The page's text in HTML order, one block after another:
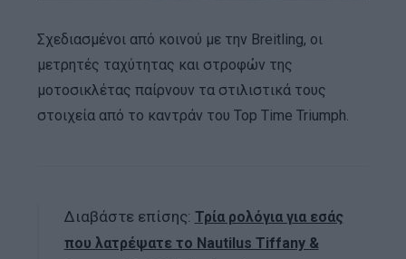
Σχεδιασμένοι από κοινού με την Breitling, οι
μετρητές ταχύτητας και στροφών της
μοτοσικλέτας παίρνουν τα στιλιστικά τους
στοιχεία από το καντράν του Top Time Triumph.
Διαβάστε επίσης: Τρία ρολόγια για εσάς
που λατρέψατε το Nautilus Tiffany &